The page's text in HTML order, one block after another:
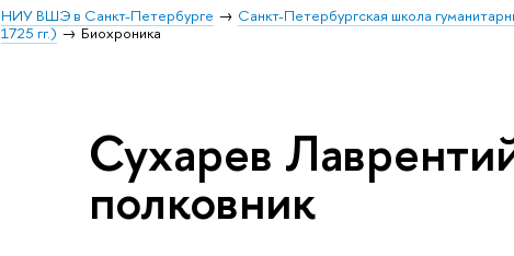
НИУ ВШЭ в Санкт-Петербурге Санкт-Петербургская школа
1725 гг.)
Биохроника
Сухарев
полковник